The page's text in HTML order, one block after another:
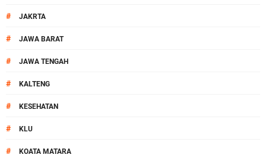
# JAKRTA
# JAWA BARAT
# JAWA TENGAH
# KALTENG
# KESEHATAN
# KLU
# KOATA MATARA